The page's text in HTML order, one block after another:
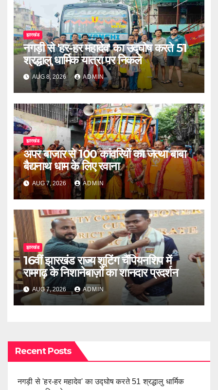
झारखंड
नगड़ी से 'हर-हर महादेव' का उद्घोष करते 51
श्रद्धालु धार्मिक यात्रा पर निकले
AUG 8, 2026 ADMIN
झारखंड
अपर बाजार से 100 कांवरियों का जत्था बाबा
बैद्यनाथ धाम के लिए रवाना
AUG 7, 2026 ADMIN
झारखंड
16वीं झारखंड राज्य शूटिंग चैंपियनशिप में
रामगढ़ के निशानेबाज़ों का शानदार प्रदर्शन
AUG 7, 2026 ADMIN
Recent Posts
नगड़ी से 'हर-हर महादेव' का उद्घोष करते 51 श्रद्धालु धार्मिक